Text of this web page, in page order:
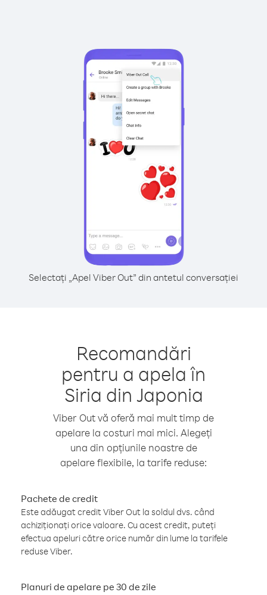
Selectați „Apel Viber Out” din antetul conversației
Recomandări
pentru a apela în
Siria din Japonia
Viber Out vă oferă mai mult timp de
apelare la costuri mai mici. Alegeți
una din opțiunile noastre de
apelare flexibile, la tarife reduse:
Pachete de credit
Este adăugat credit Viber Out la soldul dvs. când
achiziționați orice valoare. Cu acest credit, puteți
efectua apeluri către orice număr din lume la tarifele
reduse Viber.
Planuri de apelare pe 30 de zile